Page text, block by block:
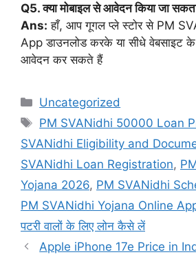
Q5. क्या मोबाइल से आवेदन किया जा
Ans: हाँ, आप गूगल प्ले स्टोर से PM
App डाउनलोड करके या सीधे वेबसाइट के
आवेदन कर सकते हैं
Categories
Uncategorized
Tags
PM SVANidhi 50000 Loan
SVANidhi Eligibility and
SVANidhi Loan Registration,
Yojana 2026, PM SVANidhi
PM SVANidhi Yojana Online
पटरी वालों के लिए लोन कैसे लें
Apple iPhone 17e Price in